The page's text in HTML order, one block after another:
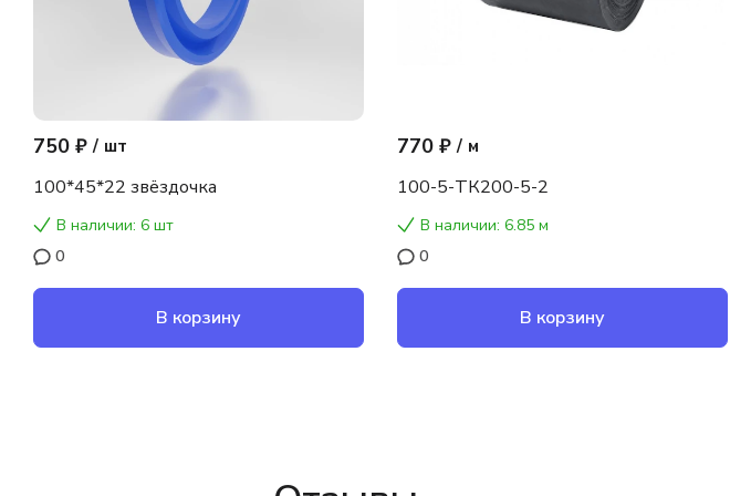
750 ₽ / шт
100*45*22 звёздочка
В наличии: 6 шт
0
В корзину
770 ₽ / м
100-5-ТК200-5-2
В наличии: 6.85 м
0
В корзину